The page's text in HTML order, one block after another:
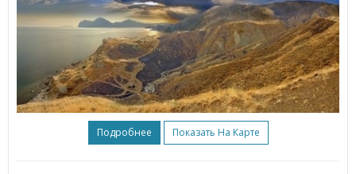
Подробнее Показать На Карте